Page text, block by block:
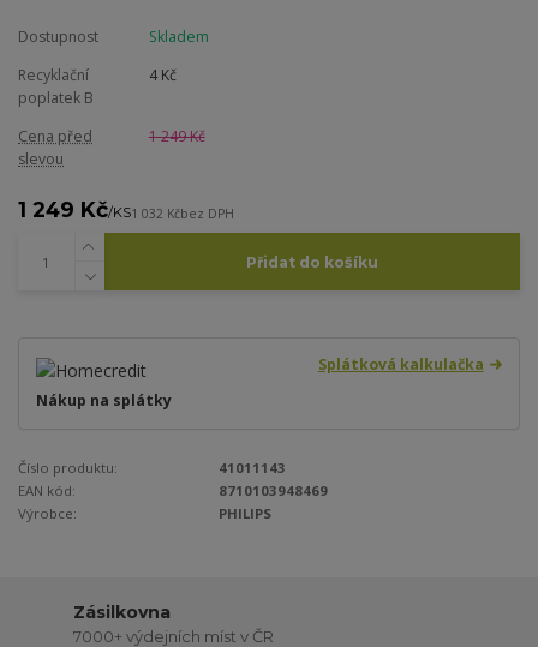
Dostupnost
Skladem
Recyklační
poplatek B
4 Kč
Cena před
slevou
1 249 Kč
1 249 Kč/KS1 032 Kčbez DPH
Přidat do košíku
Splátková kalkulačka
Nákup na splátky
Číslo produktu:
41011143
EAN kód:
8710103948469
Výrobce:
PHILIPS
Zásilkovna
7000+ výdejních míst v ČR